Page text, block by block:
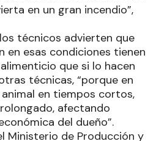
en un gran incendio”,
técnicos advierten que
en esas condiciones tienen
que si lo hacen
técnicas, “porque en
en tiempos cortos,
afectando
del dueño”.
Ministerio de Producción y